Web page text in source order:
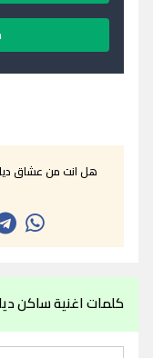
هل انت من عشاق
كلمات اغنية ساكن